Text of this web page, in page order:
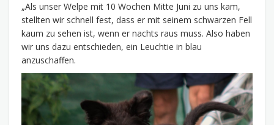
„Als unser Welpe mit 10 Wochen Mitte Juni zu uns kam,
stellten wir schnell fest, dass er mit seinem schwarzen Fell
kaum zu sehen ist, wenn er nachts raus muss. Also haben
wir uns dazu entschieden, ein Leuchtie in blau
anzuschaffen.